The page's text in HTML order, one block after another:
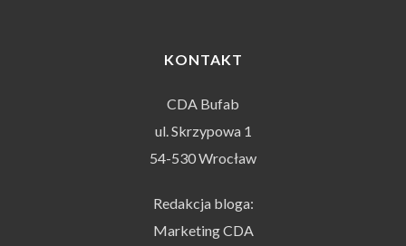
KONTAKT
CDA Bufab
ul. Skrzypowa 1
54-530 Wrocław
Redakcja bloga:
Marketing CDA